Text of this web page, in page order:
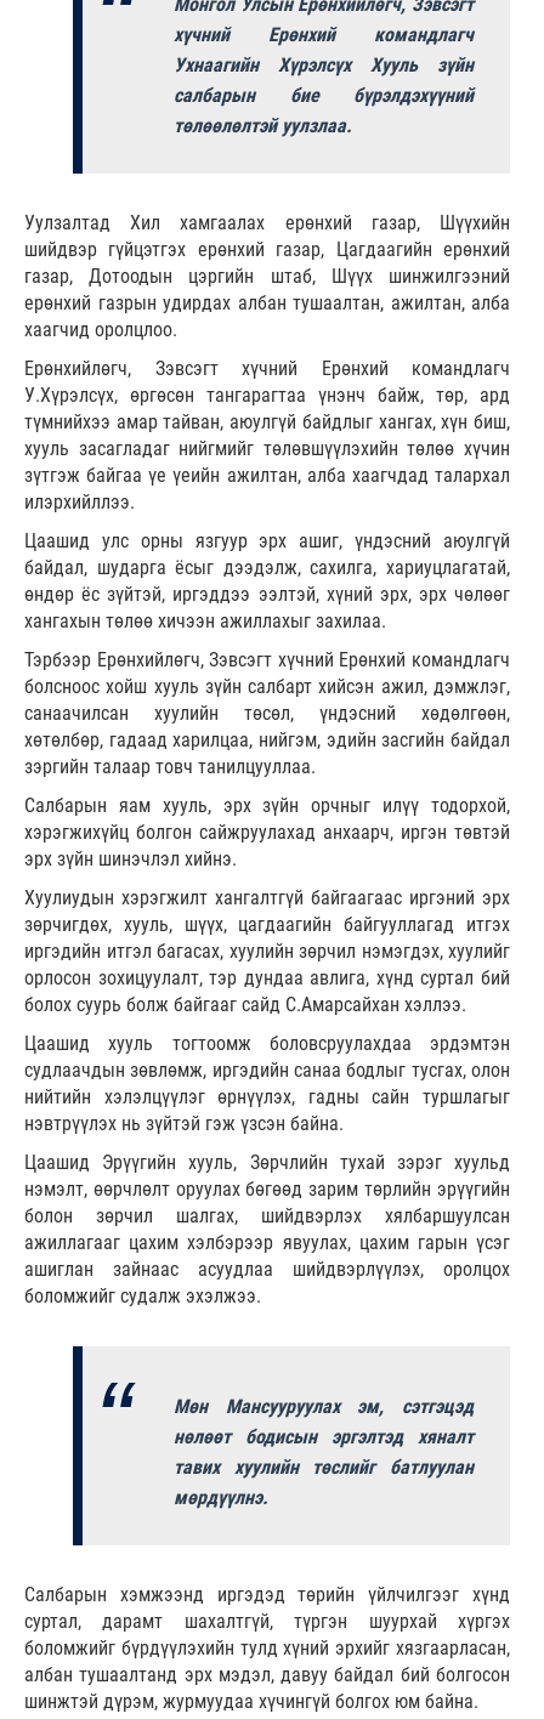
хүчний Ерөнхий командлагч
Ухнаагийн Хүрэлсүх Хууль зүйн
салбарын бие бүрэлдэхүүний
төлөөлөлтэй уулзлаа.
Уулзалтад Хил хамгаалах ерөнхий газар, Шүүхийн
шийдвэр гүйцэтгэх ерөнхий газар, Цагдаагийн ерөнхий
газар, Дотоодын цэргийн штаб, Шүүх шинжилгээний
ерөнхий газрын удирдах албан тушаалтан, ажилтан, алба
хаагчид оролцлоо.
Ерөнхийлөгч, Зэвсэгт хүчний Ерөнхий командлагч
У.Хүрэлсүх, өргөсөн тангарагтаа үнэнч байж, төр, ард
түмнийхээ амар тайван, аюулгүй байдлыг хангах, хүн биш,
хууль засагладаг нийгмийг төлөвшүүлэхийн төлөө хүчин
зүтгэж байгаа үе үеийн ажилтан, алба хаагчдад талархал
илэрхийллээ.
Цаашид улс орны язгуур эрх ашиг, үндэсний аюулгүй
байдал, шударга ёсыг дээдэлж, сахилга, хариуцлагатай,
өндөр ёс зүйтэй, иргэддээ ээлтэй, хүний эрх, эрх чөлөөг
хангахын төлөө хичээн ажиллахыг захилаа.
Тэрбээр Ерөнхийлөгч, Зэвсэгт хүчний Ерөнхий командлагч
болсноос хойш хууль зүйн салбарт хийсэн ажил, дэмжлэг,
санаачилсан хуулийн төсөл, үндэсний хөдөлгөөн,
хөтөлбөр, гадаад харилцаа, нийгэм, эдийн засгийн байдал
зэргийн талаар товч танилцууллаа.
Салбарын яам хууль, эрх зүйн орчныг илүү тодорхой,
хэрэгжихүйц болгон сайжруулахад анхаарч, иргэн төвтэй
эрх зүйн шинэчлэл хийнэ.
Хуулиудын хэрэгжилт хангалтгүй байгаагаас иргэний эрх
зөрчигдөх, хууль, шүүх, цагдаагийн байгууллагад итгэх
иргэдийн итгэл багасах, хуулийн зөрчил нэмэгдэх, хуулийг
орлосон зохицуулалт, тэр дундаа авлига, хүнд суртал бий
болох суурь болж байгааг сайд С.Амарсайхан хэллээ.
Цаашид хууль тогтоомж боловсруулахдаа эрдэмтэн
судлаачдын зөвлөмж, иргэдийн санаа бодлыг тусгах, олон
нийтийн хэлэлцүүлэг өрнүүлэх, гадны сайн туршлагыг
нэвтрүүлэх нь зүйтэй гэж үзсэн байна.
Цаашид Эрүүгийн хууль, Зөрчлийн тухай зэрэг хуульд
нэмэлт, өөрчлөлт оруулах бөгөөд зарим төрлийн эрүүгийн
болон зөрчил шалгах, шийдвэрлэх хялбаршуулсан
ажиллагааг цахим хэлбэрээр явуулах, цахим гарын үсэг
ашиглан зайнаас асуудлаа шийдвэрлүүлэх, оролцох
боломжийг судалж эхэлжээ.
Мөн Мансууруулах эм, сэтгэцэд
нөлөөт бодисын эргэлтэд хяналт
тавих хуулийн төслийг батлуулан
мөрдүүлнэ.
Салбарын хэмжээнд иргэдэд төрийн үйлчилгээг хүнд
суртал, дарамт шахалтгүй, түргэн шуурхай хүргэх
боломжийг бүрдүүлэхийн тулд хүний эрхийг хязгаарласан,
албан тушаалтанд эрх мэдэл, давуу байдал бий болгосон
шинжтэй дүрэм, журмуудаа хүчингүй болгох юм байна.